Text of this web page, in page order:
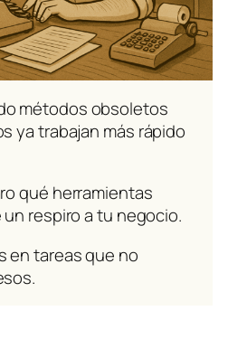
métodos obsoletos
ya trabajan más rápido
qué herramientas
respiro a tu negocio.
en tareas que no